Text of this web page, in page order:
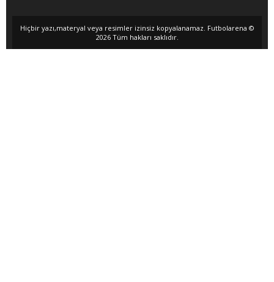
Hiçbir yazı,materyal veya resimler izinsiz kopyalanamaz. Futbolarena ©
2026 Tüm hakları saklıdır.